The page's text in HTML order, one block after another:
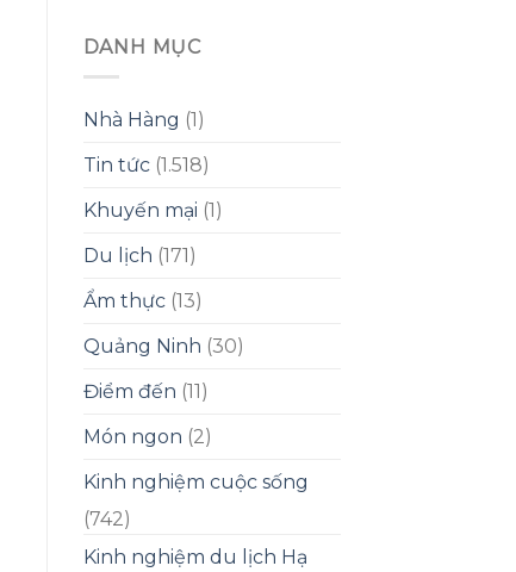
DANH MỤC
Nhà Hàng (1)
Tin tức(1.518)
Khuyến mại (1)
Du lịch (171)
Ẩm thực(13)
Quảng Ninh (30)
Điểm đến (11)
Món ngon (2)
Kinh nghiệm cuộc sống
(742)
Kinh nghiệm du lịch Hạ